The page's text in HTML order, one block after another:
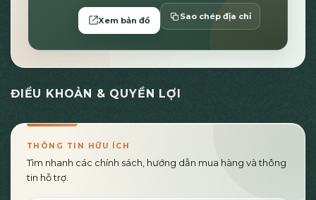
Xem bản đồ Sao chép địa chỉ
ĐIỀU KHOẢN & QUYỀN LỢI
THÔNG TIN HỮU ÍCH
Tìm nhanh các chính sách, hướng dẫn mua hàng và thông
tin hỗ trợ.